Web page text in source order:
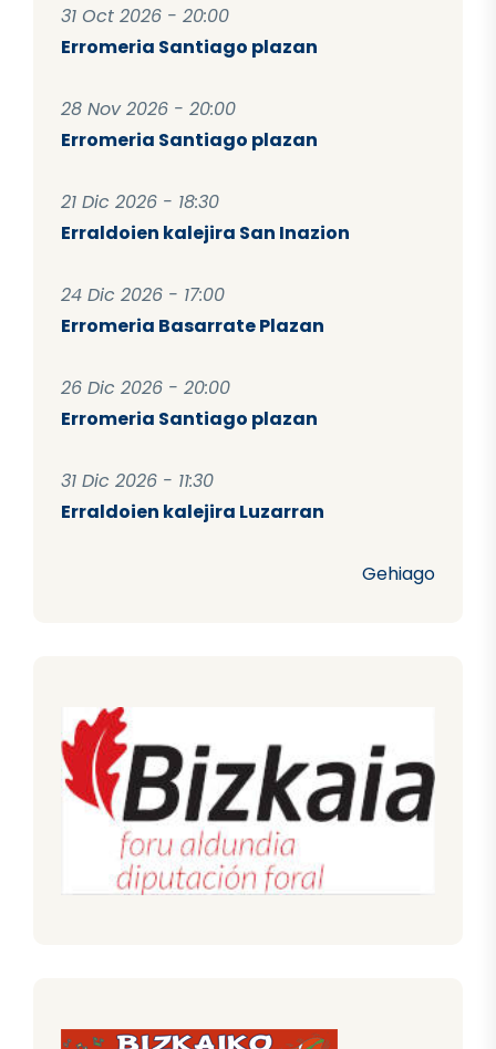
31 Oct 2026 - 20:00
Erromeria Santiago plazan
28 Nov 2026 - 20:00
Erromeria Santiago plazan
21 Dic 2026 - 18:30
Erraldoien kalejira San Inazion
24 Dic 2026 - 17:00
Erromeria Basarrate Plazan
26 Dic 2026 - 20:00
Erromeria Santiago plazan
31 Dic 2026 - 11:30
Erraldoien kalejira Luzarran
Gehiago